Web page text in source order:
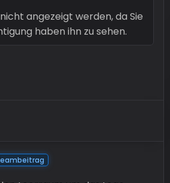
angezeigt werden, da Sie
haben ihn zu sehen.